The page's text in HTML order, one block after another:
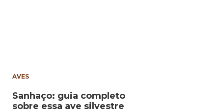
AVES
Sanhaço: guia completo
sobre essa ave silvestre